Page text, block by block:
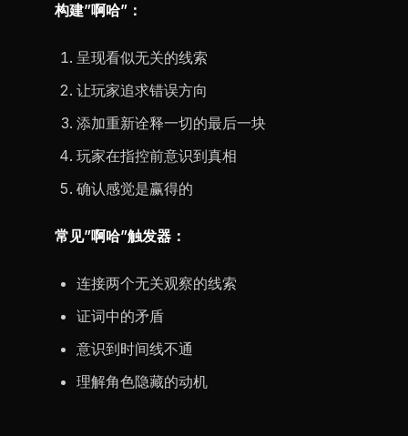
构建”啊哈”：
呈现看似无关的线索
让玩家追求错误方向
添加重新诠释一切的最后一块
玩家在指控前意识到真相
确认感觉是赢得的
常见”啊哈”触发器：
连接两个无关观察的线索
证词中的矛盾
意识到时间线不通
理解角色隐藏的动机